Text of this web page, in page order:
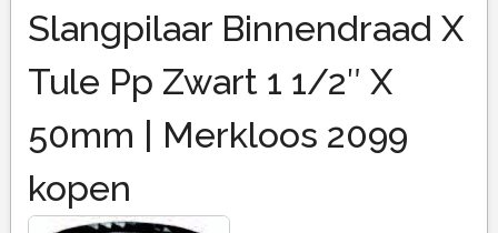
Slangpilaar Binnendraad X
Tule Pp Zwart 1 1/2″ X
50mm | Merkloos 2099
kopen